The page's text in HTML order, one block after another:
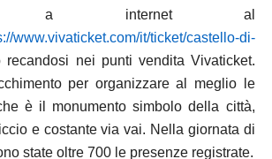
a internet al
www.vivaticket.com/it/ticket/castello-di-
recandosi nei punti vendita Vivaticket.
per organizzare al meglio le
è il monumento simbolo della città,
e costante via vai. Nella giornata di
state oltre 700 le presenze registrate.